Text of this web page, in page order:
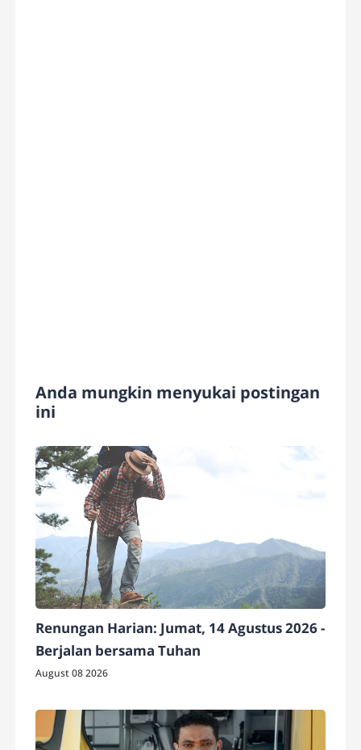
Anda mungkin menyukai postingan
ini
Renungan Harian: Jumat, 14 Agustus 2026 -
Berjalan bersama Tuhan
August 08 2026